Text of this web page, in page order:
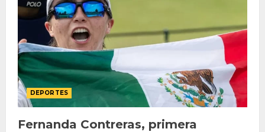
DEPORTES
Fernanda Contreras, primera